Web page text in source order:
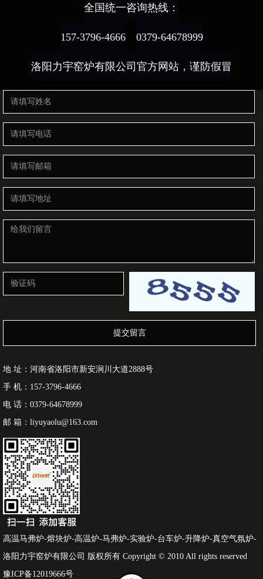
全国统一咨询热线：
157-3796-4666 0379-64678999
洛阳力宇窑炉有限公司官方网站，谨防假冒
提交留言
地 址：河南省洛阳市新安涧川大道2888号
手 机：157-3796-4666
电 话：0379-64678999
邮 箱：liyuyaolu@163.com
高温马弗炉-熔块炉-高温炉-马弗炉-实验炉-台车炉-升降炉-真空气氛炉-
洛阳力宇窑炉有限公司 版权所有 Copyright © 2010 All rights reserved
豫ICP备12019666号